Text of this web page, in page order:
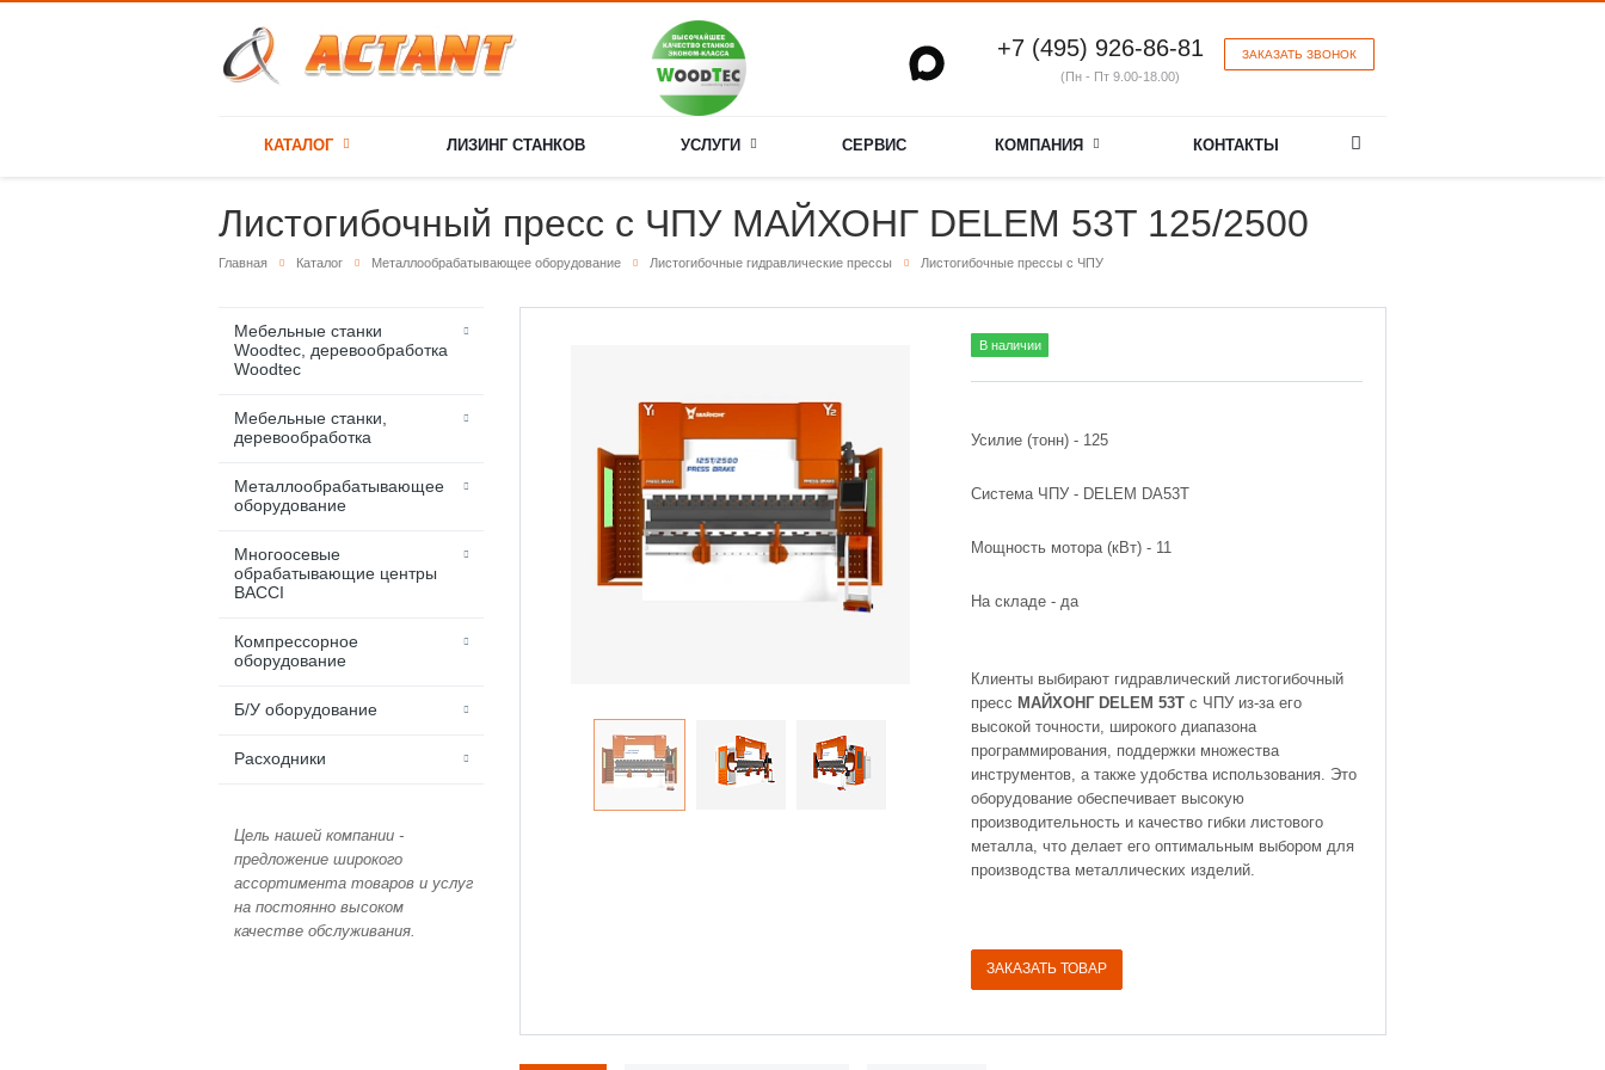
ЗАКАЗАТЬ ЗВОНОК
+7 (495) 926-86-81
(Пн - Пт 9.00-18.00)
КАТАЛОГ ЛИЗИНГ СТАНКОВ УСЛУГИ СЕРВИС КОМПАНИЯ КОНТАКТЫ
Листогибочный пресс с ЧПУ МАЙХОНГ DELEM 53T 125/2500
Главная Каталог Металлообрабатывающее оборудование Листогибочные гидравлические прессы Листогибочные прессы с ЧПУ
Мебельные станки
Woodtec, деревообработка
Woodtec
Мебельные станки,
деревообработка
Металлообрабатывающее
оборудование
Многоосевые
обрабатывающие центры
BACCI
Компрессорное
оборудование
Б/У оборудование
Расходники
Цель нашей компании -
предложение широкого
ассортимента товаров и услуг
на постоянно высоком
качестве обслуживания.
В наличии
Усилие (тонн) - 125
Система ЧПУ - DELEM DA53T
Мощность мотора (кВт) - 11
На складе - да
Клиенты выбирают гидравлический листогибочный
пресс МАЙХОНГ DELEM 53T с ЧПУ из-за его
высокой точности, широкого диапазона
программирования, поддержки множества
инструментов, а также удобства использования. Это
оборудование обеспечивает высокую
производительность и качество гибки листового
металла, что делает его оптимальным выбором для
производства металлических изделий.
ЗАКАЗАТЬ ТОВАР